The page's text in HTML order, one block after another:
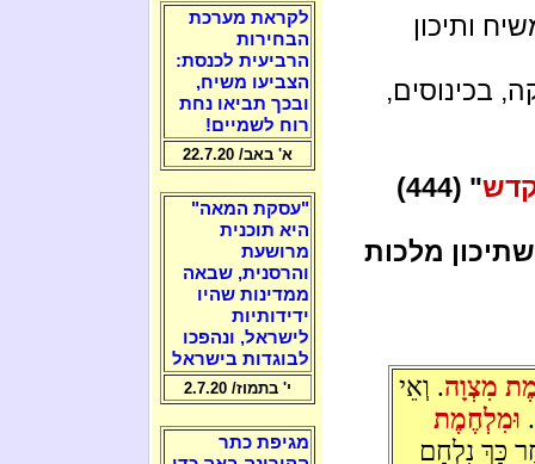
ותיכון
בכינוסים,
" (444)
מלכות
מִצְוָה. וְאֵי
וּמִלְחֶמֶת
כָּךְ נִלְחָם
לקראת מערכת
הבחירות
הרביעית לכנסת:
הצביעו משיח,
ובכך תביאו נחת
רוח לשמיים!
א' באב/ 22.7.20
"עסקת המאה"
היא תוכנית
מרושעת
והרסנית, שבאה
ממדינות שהיו
ידידותיות
לישראל, ונהפכו
לבוגדות בישראל
י' בתמוז/ 2.7.20
מגיפת כתר